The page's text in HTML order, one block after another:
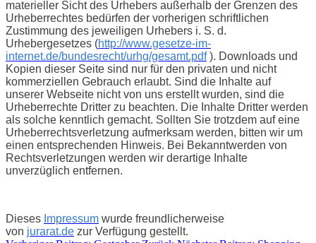
materieller Sicht des Urhebers außerhalb der Grenzen des
Urheberrechtes bedürfen der vorherigen schriftlichen
Zustimmung des jeweiligen Urhebers i. S. d.
Urhebergesetzes (http://www.gesetze-im-
internet.de/bundesrecht/urhg/gesamt.pdf). Downloads und
Kopien dieser Seite sind nur für den privaten und nicht
kommerziellen Gebrauch erlaubt. Sind die Inhalte auf
unserer Webseite nicht von uns erstellt wurden, sind die
Urheberrechte Dritter zu beachten. Die Inhalte Dritter werden
als solche kenntlich gemacht. Sollten Sie trotzdem auf eine
Urheberrechtsverletzung aufmerksam werden, bitten wir um
einen entsprechenden Hinweis. Bei Bekanntwerden von
Rechtsverletzungen werden wir derartige Inhalte
unverzüglich entfernen.
Dieses Impressum wurde freundlicherweise
von jurarat.de zur Verfügung gestellt.